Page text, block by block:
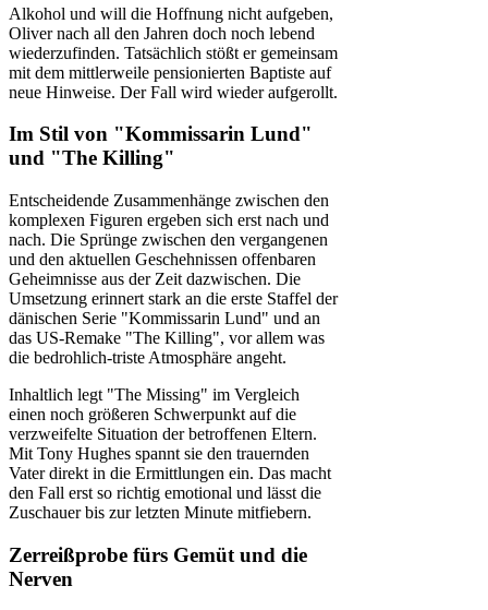
Alkohol und will die Hoffnung nicht aufgeben,
Oliver nach all den Jahren doch noch lebend
wiederzufinden. Tatsächlich stößt er gemeinsam
mit dem mittlerweile pensionierten Baptiste auf
neue Hinweise. Der Fall wird wieder aufgerollt.
Im Stil von "Kommissarin Lund"
und "The Killing"
Entscheidende Zusammenhänge zwischen den
komplexen Figuren ergeben sich erst nach und
nach. Die Sprünge zwischen den vergangenen
und den aktuellen Geschehnissen offenbaren
Geheimnisse aus der Zeit dazwischen. Die
Umsetzung erinnert stark an die erste Staffel der
dänischen Serie "Kommissarin Lund" und an
das US-Remake "The Killing", vor allem was
die bedrohlich-triste Atmosphäre angeht.
Inhaltlich legt "The Missing" im Vergleich
einen noch größeren Schwerpunkt auf die
verzweifelte Situation der betroffenen Eltern.
Mit Tony Hughes spannt sie den trauernden
Vater direkt in die Ermittlungen ein. Das macht
den Fall erst so richtig emotional und lässt die
Zuschauer bis zur letzten Minute mitfiebern.
Zerreißprobe fürs Gemüt und die
Nerven